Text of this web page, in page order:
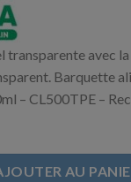
transparente avec
Barquette
– CL500TPE –
AU